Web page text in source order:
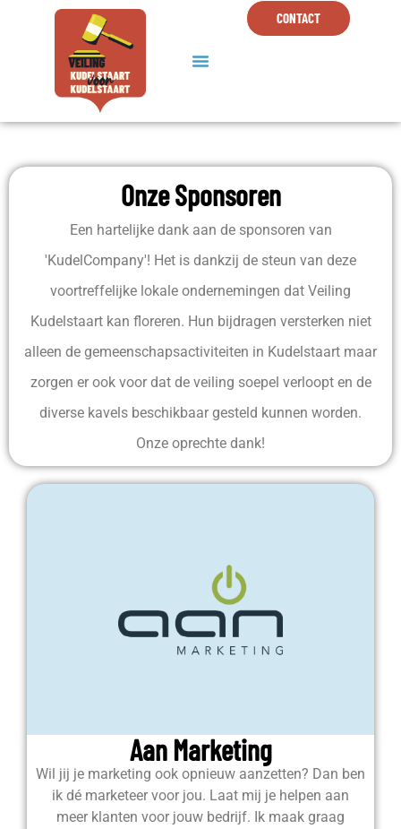
CONTACT
Onze Sponsoren
Een hartelijke dank aan de sponsoren van
'KudelCompany'! Het is dankzij de steun van deze
voortreffelijke lokale ondernemingen dat Veiling
Kudelstaart kan floreren. Hun bijdragen versterken niet
alleen de gemeenschapsactiviteiten in Kudelstaart maar
zorgen er ook voor dat de veiling soepel verloopt en de
diverse kavels beschikbaar gesteld kunnen worden.
Onze oprechte dank!
Aan Marketing
Wil jij je marketing ook opnieuw aanzetten? Dan ben
ik dé marketeer voor jou. Laat mij je helpen aan
meer klanten voor jouw bedrijf. Ik maak graag